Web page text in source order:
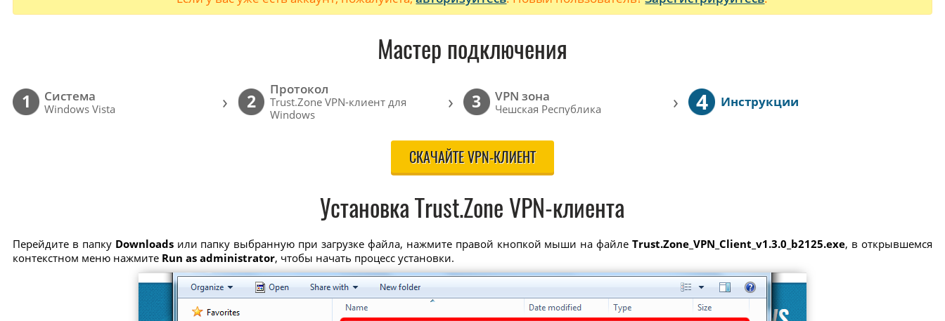
Мастер подключения
1 Cистема
Windows Vista › 2
Протокол
Trust.Zone VPN-клиент для
Windows
› 3 VPN зона
Чешская Республика › 4 Инструкции
СКАЧАЙТЕ VPN-КЛИЕНТ
Установка Trust.Zone VPN-клиента
Перейдите в папку Downloadsили папку выбранную при загрузке файла, нажмите правой кнопкой мыши на файлеTrust.Zone_VPN_Client_v1.3.0_b2125.exe, в открывшемся
контекстном меню нажмите Run as administrator, чтобы начать процесс установки.